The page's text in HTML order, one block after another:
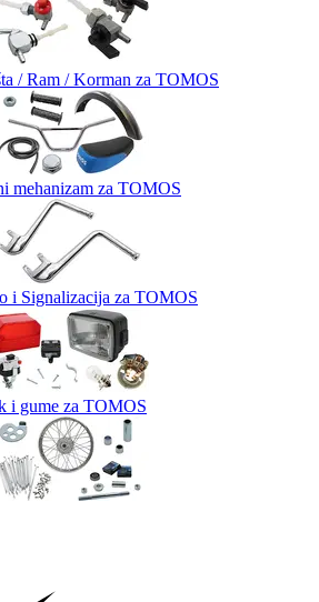
/ Ram / Korman za TOMOS
mehanizam za TOMOS
i Signalizacija za TOMOS
i gume za TOMOS